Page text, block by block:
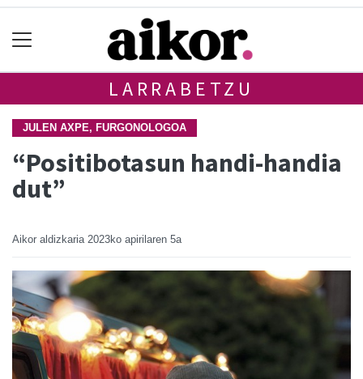
LARRABETZU
JULEN AXPE, FURGONOLOGOA
“Positibotasun handi-handia
dut”
Aikor aldizkaria 2023ko apirilaren 5a